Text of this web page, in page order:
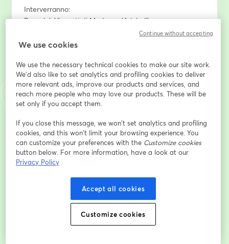
Interverranno:
Bernabò Visconti di Modrone (Artshell)
Maria Grazia Longoni (LCA Studio Legale)
Endereço de e-mail*
Sobrenome*
Inscreva-se
Já se inscreveu?Junte-se aqui
We use cookies
We use the necessary technical cookies to make our site work.
We'd also like to set analytics and profiling cookies to deliver
more relevant ads, improve our products and services, and
reach more people who may love our products. These will be
set only if you accept them.
If you close this message, we won’t set analytics and profiling
cookies, and this won’t limit your browsing experience. You
can customize your preferences with the Customize cookies
button below. For more information, have a look at our
Privacy Policy
Accept all cookies
Customize cookies
Continue without accepting